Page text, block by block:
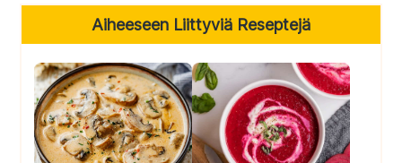
Primary
Sidebar
Aiheeseen Liittyviä Reseptejä